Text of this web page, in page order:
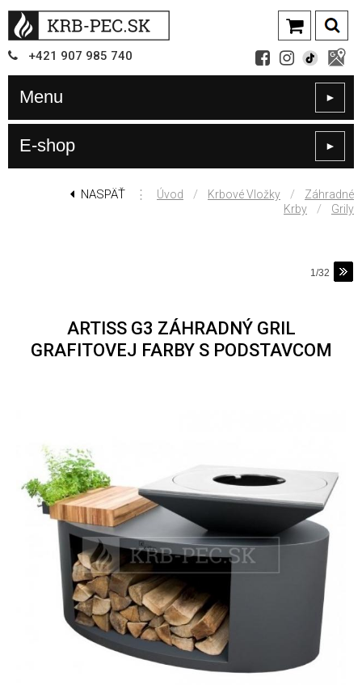
+421 907 985 740
Menu ►
E-shop ►
NASPÄŤ ⋮ Úvod / Krbové Vložky /
Záhradné
Krby
/ Grily
1/32
ARTISS G3 ZÁHRADNÝ GRIL
GRAFITOVEJ FARBY S PODSTAVCOM